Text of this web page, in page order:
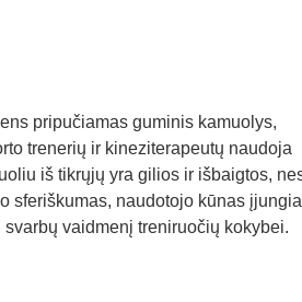
pripučiamas guminis kamuolys,
trenerių ir kineziterapeutų naudoja
iš tikrųjų yra gilios ir išbaigtos,
sferiškumas, naudotojo kūnas
vaidmenį treniruočių kokybei.